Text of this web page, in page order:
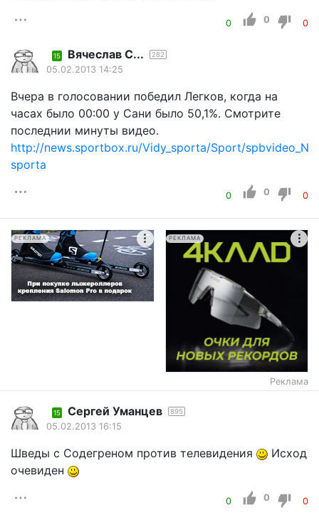
0 0 0
15 Вячеслав С... 282
05.02.2013 14:25
Вчера в голосовании победил Легков, когда на
часах было 00:00 у Сани было 50,1%. Смотрите
последнии минуты видео.
http://news.sportbox.ru/Vidy_sporta/Sport/
sporta
0 0 0
РЕКЛАМА РЕКЛАМА
Реклама
15 Cергей Уманцев 895
05.02.2013 16:15
Шведы с Содегреном против телевидения
Исход
очевиден
0 0 0